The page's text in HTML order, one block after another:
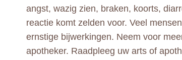
angst, wazig zien, braken, koorts,
reactie komt zelden voor. Veel
ernstige bijwerkingen. Neem voor
apotheker. Raadpleeg uw arts of